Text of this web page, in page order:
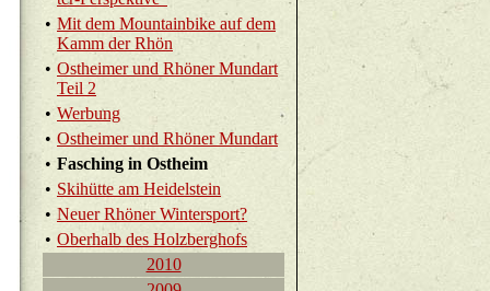
• Mit dem Moun­tain­bike auf dem
Kamm der Rhön
• Ost­hei­mer und Rhö­ner Mund­art
Teil 2
• Wer­bung
• Ost­hei­mer und Rhö­ner Mund­art
• Fa­sching in Ost­heim
• Ski­hüt­te am Hei­del­stein
• Neuer Rhö­ner Win­ter­sport?
• Ober­halb des Holz­berg­hofs
2010